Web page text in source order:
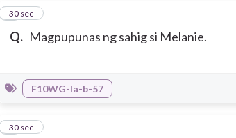
Q. Magpupunas ng sahig si Melanie.
2
30 sec
F10WG-Ia-b-57
3
30 sec